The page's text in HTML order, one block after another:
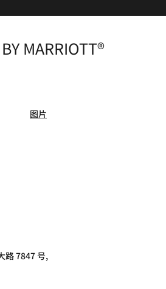
MARRIOTT®
图片
路 7847 号,